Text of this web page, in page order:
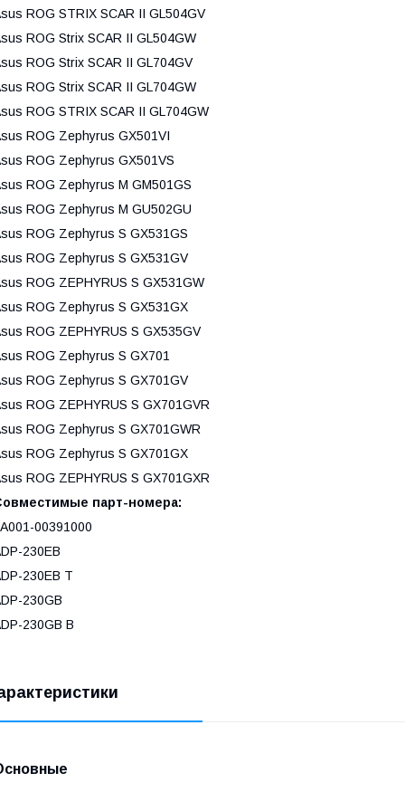
ROG STRIX SCAR II GL504GV
ROG Strix SCAR II GL504GW
ROG Strix SCAR II GL704GV
ROG Strix SCAR II GL704GW
ROG STRIX SCAR II GL704GW
ROG Zephyrus GX501VI
ROG Zephyrus GX501VS
ROG Zephyrus M GM501GS
ROG Zephyrus M GU502GU
ROG Zephyrus S GX531GS
ROG Zephyrus S GX531GV
ROG ZEPHYRUS S GX531GW
ROG Zephyrus S GX531GX
ROG ZEPHYRUS S GX535GV
ROG Zephyrus S GX701
ROG Zephyrus S GX701GV
ROG ZEPHYRUS S GX701GVR
ROG Zephyrus S GX701GWR
ROG Zephyrus S GX701GX
ROG ZEPHYRUS S GX701GXR
парт-номера:
00391000
230EB
230EB T
230GB
230GB B